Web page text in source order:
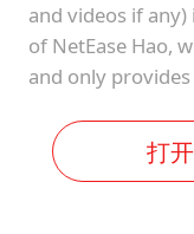
and videos if
of NetEase Hao,
and only
打